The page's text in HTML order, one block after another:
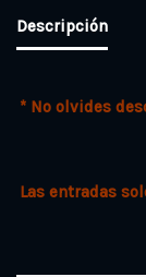
Descripción
* No olvides
Las entradas